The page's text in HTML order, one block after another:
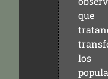
que
los